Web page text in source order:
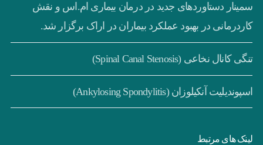
سمینار دستاوردهای جدید در درمان بیماری ام.اس و نقش
کاردرمانی در بهبود عملکرد بیماران در اراک برگزار شد.
تنگی کانال نخاعی (Spinal Canal Stenosis)
اسپوندیلیت آنکیلوزان (Ankylosing Spondylitis)
لینک های مرتبط